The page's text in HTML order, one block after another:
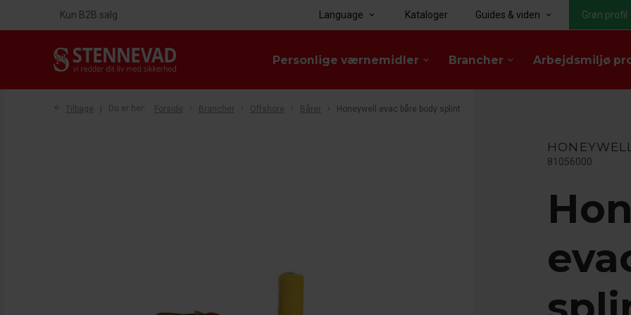
Personlige værnemidler keyboard_arrow_down Brancher keyboard_arrow_down Arbejdsmiljø
Kun B2B salg Language keyboard_arrow_down Kataloger Guides & viden keyboard_arrow_down Grøn profil
Tilbage Du er her: Forside Brancher Offshore Bårer Honeywell evac båre body splint
81056000